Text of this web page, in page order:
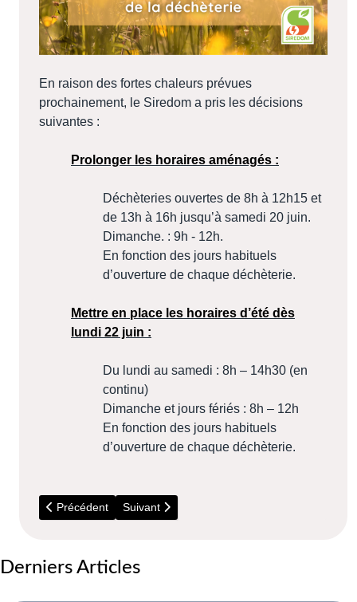
En raison des fortes chaleurs prévues
prochainement, le Siredom a pris les décisions
suivantes :
Prolonger les horaires aménagés :
Déchèteries ouvertes de 8h à 12h15 et
de 13h à 16h jusqu’à samedi 20 juin.
Dimanche. : 9h - 12h.
En fonction des jours habituels
d’ouverture de chaque déchèterie.
Mettre en place les horaires d’été dès
lundi 22 juin :
Du lundi au samedi : 8h – 14h30 (en
continu)
Dimanche et jours fériés : 8h – 12h
En fonction des jours habituels
d’ouverture de chaque déchèterie.
Article précédent : 14 Juillet - Incendies en Seine et Marne
Précédent Article suivant : 18 au 20 Septembre -
Suivant
Derniers Articles